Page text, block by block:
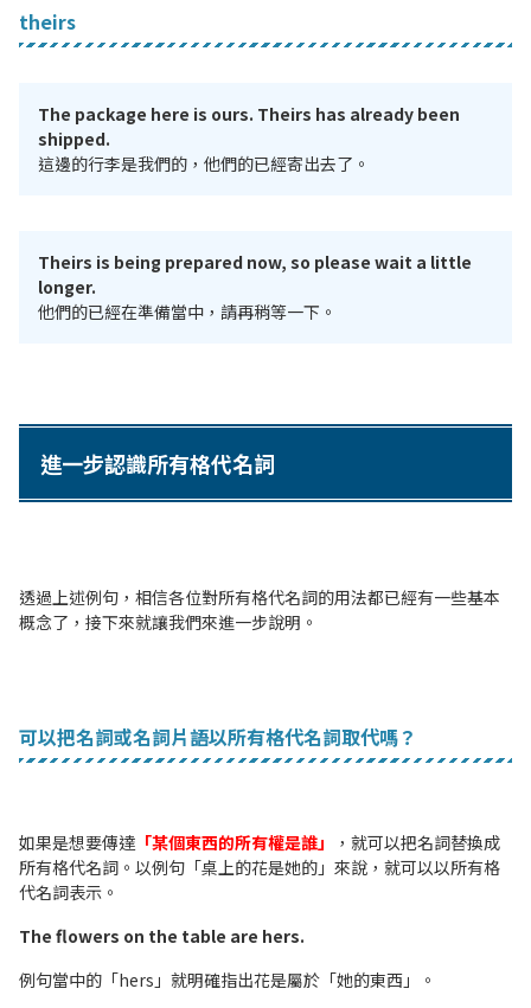
theirs
The package here is ours. Theirs has already been
shipped.
這邊的行李是我們的，他們的已經寄出去了。
Theirs is being prepared now, so please wait a little
longer.
他們的已經在準備當中，請再稍等一下。
進一步認識所有格代名詞
透過上述例句，相信各位對所有格代名詞的用法都已經有一些基本
概念了，接下來就讓我們來進一步說明。
可以把名詞或名詞片語以所有格代名詞取代嗎？
如果是想要傳達 「某個東西的所有權是誰」
，就可以把名詞替換成
所有格代名詞。以例句「桌上的花是她的」來說，就可以以所有格
代名詞表示。
The flowers on the table are hers.
例句當中的「hers」就明確指出花是屬於「她的東西」。